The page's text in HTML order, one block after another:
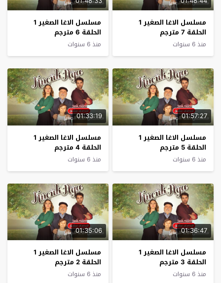
مسلسل الاغا الصغير 1
الحلقة 7 مترجم
منذ 6 سنوات
مسلسل الاغا الصغير 1
الحلقة 6 مترجم
منذ 6 سنوات
01:57:27
مسلسل الاغا الصغير 1
الحلقة 5 مترجم
منذ 6 سنوات
01:33:19
مسلسل الاغا الصغير 1
الحلقة 4 مترجم
منذ 6 سنوات
01:36:47
مسلسل الاغا الصغير 1
الحلقة 3 مترجم
منذ 6 سنوات
01:35:06
مسلسل الاغا الصغير 1
الحلقة 2 مترجم
منذ 6 سنوات